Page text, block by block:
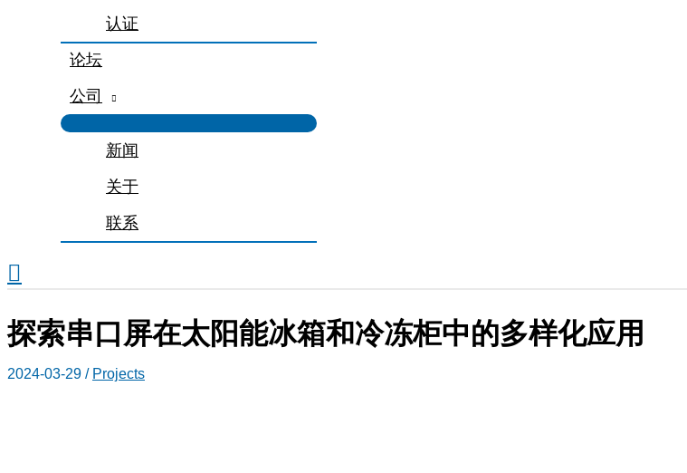
认证
论坛
公司
新闻
关于
联系
搜
探索串口屏在太阳能冰箱和冷冻柜中的多样化应用
2024-03-29 / Projects